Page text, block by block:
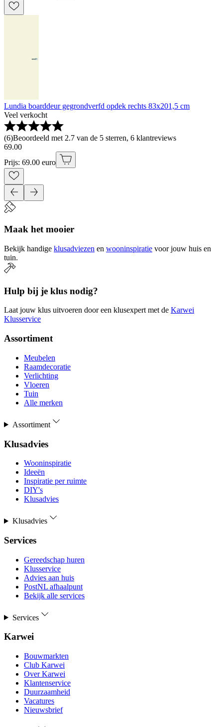
Lundia boarddeur gegrondverfd opdek rechts 83x201,5 cm
Veel verkocht
(6)Beoordeeld met 2.7 van de 5 sterren, 6 klantreviews
69.00
Prijs: 69.00 euro
Maak het mooier
Bekijk handige klusadviezen en wooninspiratie voor jouw huis en
tuin.
Hulp bij je klus nodig?
Laat jouw klus uitvoeren door een klusexpert met de Karwei
Klusservice
Assortiment
Meubelen
Raamdecoratie
Verlichting
Vloeren
Tuin
Alle merken
Assortiment
Klusadvies
Wooninspiratie
Ideeën
Inspiratie per ruimte
DIY's
Klusadvies
Klusadvies
Services
Gereedschap huren
Klusservice
Advies aan huis
PostNL afhaalpunt
Bekijk alle services
Services
Karwei
Bouwmarkten
Club Karwei
Over Karwei
Klantenservice
Duurzaamheid
Vacatures
Nieuwsbrief